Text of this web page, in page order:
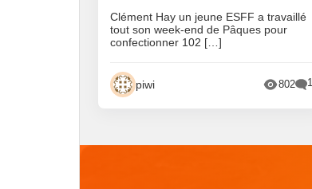
Clément Hay un jeune ESFF a travaillé
tout son week-end de Pâques pour
confectionner 102 […]
piwi 802 1